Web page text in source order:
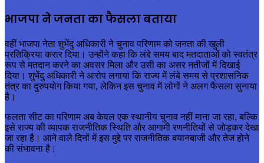
भाजपा ने जनता का फैसला बताया
वहीं भाजपा नेता शुभेंदु अधिकारी ने चुनाव परिणाम को जनता की खुली
प्रतिक्रिया करार दिया। उन्होंने कहा कि लंबे समय बाद मतदाताओं को स्वतंत्र
रूप से मतदान करने का अवसर मिला और उसी का असर नतीजों में दिखाई
दिया। शुभेंदु अधिकारी ने आरोप लगाया कि राज्य में लंबे समय से प्रशासनिक
तंत्र का दुरुपयोग किया गया, लेकिन इस चुनाव में लोगों ने अलग फैसला सुनाया
है।
फलता सीट का परिणाम अब केवल एक स्थानीय चुनाव नहीं माना जा रहा, बल्कि
इसे राज्य की व्यापक राजनीतिक स्थिति और आगामी रणनीतियों से जोड़कर देखा
जा रहा है। आने वाले दिनों में इस मुद्दे पर राजनीतिक बयानबाजी और तेज होने
की संभावना है।